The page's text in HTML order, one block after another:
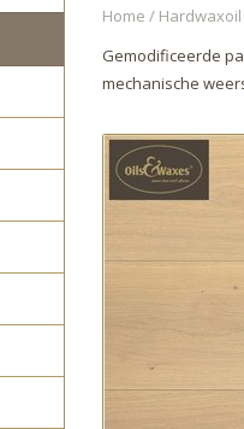
Home / Hardwaxoil
Gemodificeerde
mechanische